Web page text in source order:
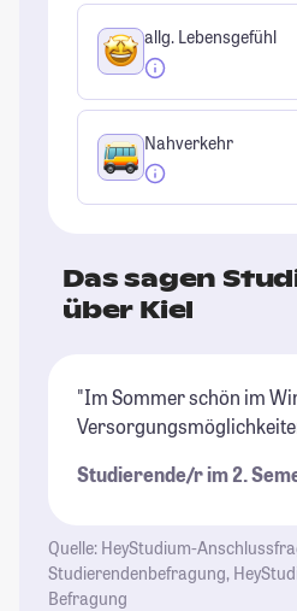
allg. Lebensgefühl
Nahverkehr
Das sagen
über Kiel
"Im Sommer schön im
Studierende/r im 2.
Quelle: HeyStudium-
Studierendenbefragung,
Befragung